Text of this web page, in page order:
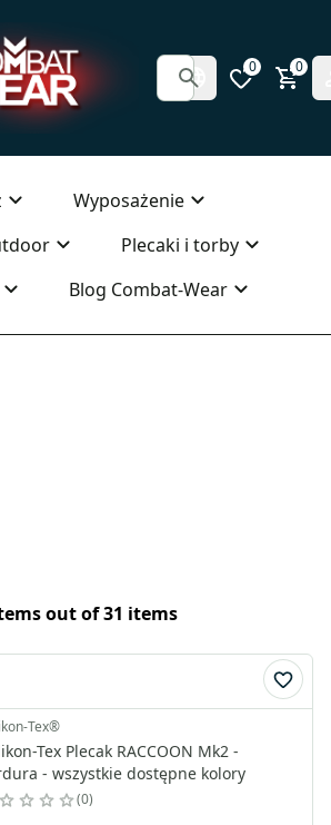
0 0
Wyposażenie
Plecaki i torby
Blog Combat-Wear
out of 31 items
Tex®
Tex Plecak RACCOON Mk2 -
- wszystkie dostępne kolory
0